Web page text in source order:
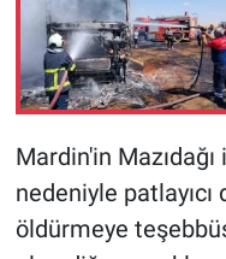
Mardin'in
nedeniyle
öldürmeye